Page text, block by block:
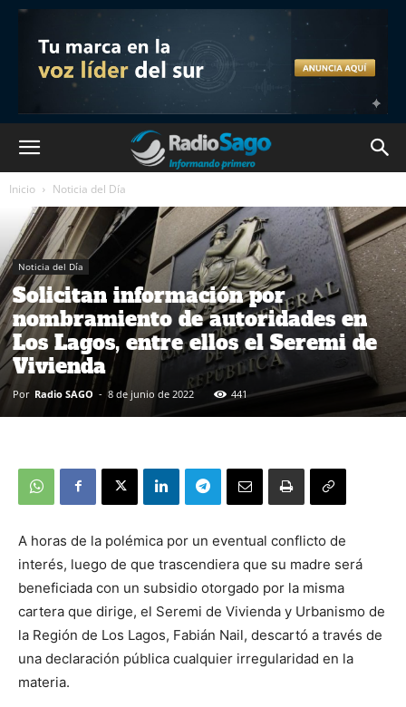
Inicio Noticia del Día
Noticia del Día
Solicitan información por
nombramiento de autoridades en
Los Lagos, entre ellos el Seremi de
Vivienda
Por Radio SAGO - 8 de junio de 2022 441
A horas de la polémica por un eventual conflicto de
interés, luego de que trascendiera que su madre será
beneficiada con un subsidio otorgado por la misma
cartera que dirige, el Seremi de Vivienda y Urbanismo de
la Región de Los Lagos, Fabián Nail, descartó a través de
una declaración pública cualquier irregularidad en la
materia.